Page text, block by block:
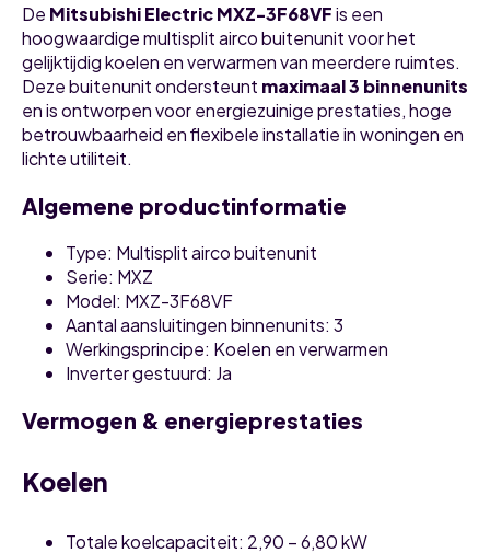
De Mitsubishi Electric MXZ-3F68VFis een
hoogwaardige multisplit airco buitenunit voor het
gelijktijdig koelen en verwarmen van meerdere ruimtes.
Deze buitenunit ondersteunt maximaal 3 binnenunits
en is ontworpen voor energiezuinige prestaties, hoge
betrouwbaarheid en flexibele installatie in woningen en
lichte utiliteit.
Algemene productinformatie
Type: Multisplit airco buitenunit
Serie: MXZ
Model: MXZ-3F68VF
Aantal aansluitingen binnenunits: 3
Werkingsprincipe: Koelen en verwarmen
Inverter gestuurd: Ja
Vermogen & energieprestaties
Koelen
Totale koelcapaciteit: 2,90 – 6,80 kW